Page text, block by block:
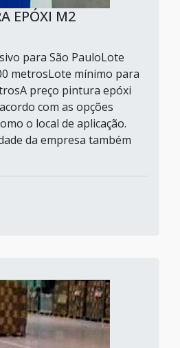
EPÓXI M2
para São PauloLote
metrosLote mínimo para
preço pintura epóxi
com as opções
o local de aplicação.
da empresa também